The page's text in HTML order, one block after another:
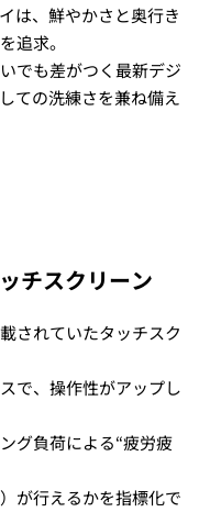
は、鮮やかさと奥行き
追求。
でも差がつく最新デジ
ての洗練さを兼ね備え
チスクリーン
されていたタッチスク
で、操作性がアップし
グ負荷による“疲労疲
が行えるかを指標化で